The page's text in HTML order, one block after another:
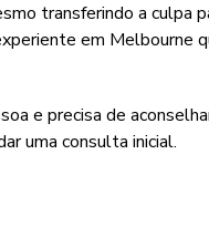
transferindo a culpa
em Melbourne
e precisa de
uma consulta inicial.